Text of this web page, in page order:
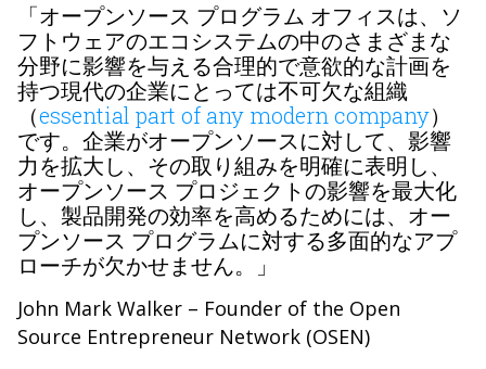
「オープンソース プログラム オフィスは、ソ
フトウェアのエコシステムの中のさまざまな
分野に影響を与える合理的で意欲的な計画を
持つ現代の企業にとっては不可欠な組織
（essential part of any modern company）
です。企業がオープンソースに対して、影響
力を拡大し、その取り組みを明確に表明し、
オープンソース プロジェクトの影響を最大化
し、製品開発の効率を高めるためには、オー
プンソース プログラムに対する多面的なアプ
ローチが欠かせません。」
John Mark Walker – Founder of the Open
Source Entrepreneur Network (OSEN)